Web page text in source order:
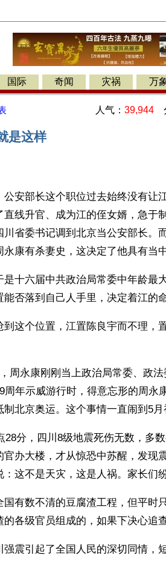
国际 奇闻 灾祸 万
人气： 39,944
是这样
公安部长这个职位过去始终没有
直线升官、成为江的侄女婿，急于
川省委书记调到北京当公安部长。
康有杀妻史，这决定了他具有当
是十六届中共政治局常委中年龄最
否落到自己人手里，决定着江的
到这个位置，江置陈良宇而不理，
周永康刚刚当上政治局常委、政
周年示威游行时，得意忘形的周永
北京奥运。这个事情一直闹到5月
28分，四川8级地震死伤无数，多
官办大楼，才从惊恐中苏醒，发现
这不是天灾，这是人祸。家长们
国有数不清的豆腐渣工程，但平时
的各级官员组成的，如果下决心追
强震引起了全国人民的深切同情，